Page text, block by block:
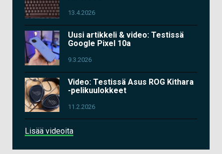
13.4.2026
Uusi artikkeli & video: Testissä
Google Pixel 10a
9.3.2026
Video: Testissä Asus ROG Kithara
-pelikuulokkeet
11.2.2026
Lisää videoita